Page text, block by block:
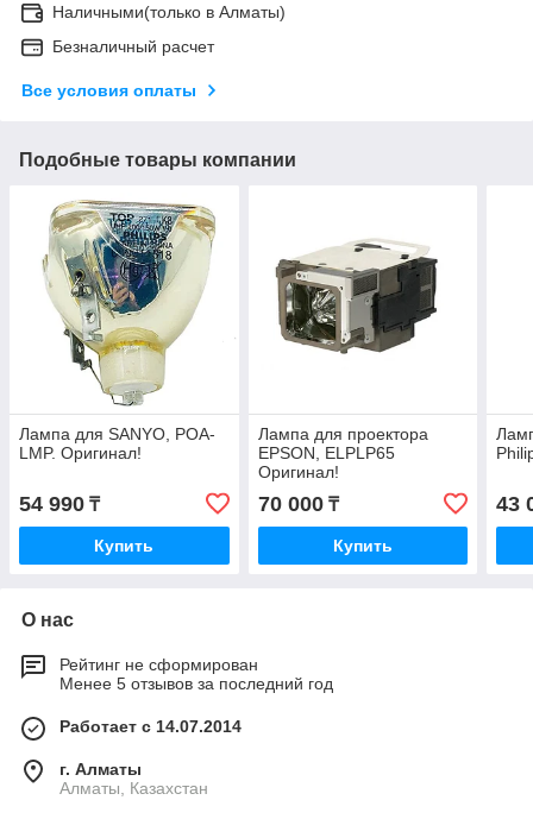
Наличными(только в Алматы)
Безналичный расчет
Все условия оплаты
Подобные товары компании
Лампа для SANYO, POA-
LMP. Оригинал!
54 990 ₸
Купить
Лампа для проектора
EPSON, ELPLP65
Оригинал!
70 000₸
Купить
43
О нас
Рейтинг не сформирован
Менее 5 отзывов за последний год
Работает с 14.07.2014
г. Алматы
Алматы, Казахстан